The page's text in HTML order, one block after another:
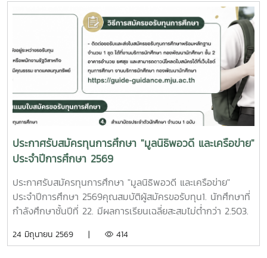
เดิม6. เป็นบุตรหรืออยู่ในความอุปการะของลูกค้า (ผู้กู้) ธนาคาร
เพื่อการเกษตรและสหกรณ์การเกษตรทั่วประเทศหมายเหตุ
นักศึกษาต้องมีคุณสมบัติของผู้สมัครขอรับทุนการศึกษา ตามข้อ
1 (1 - 6) ทุกข้อจึงมีสิทธิ์สมัครขอรับทุนการศึกษาดังกล่าวได้วิธี
การสมัครขอรับทุนการศึกษา1. ให้นักศึกษารับแบบฟอร์มใบสมัคร
ทุนการศึกษา “ปันน้ำใจพี่ให้น้อง” ครั้งที่ 5 ที่หน่วยทุนการศึกษา
ชั้น 2 อาคารอำนวย ยศสุข ตั้งแต่วันที่ 3 - 21 สิงหาคม 2569
พร้อมส่งใบสมัครทุนการศึกษา และหลักฐานการสมัครที่หน่วยทุน
การศึกษา งานบริการนักศึกษา จำนวน 1 ชุด2. ให้นักศึกษากรอก
ใบสมัครทุนการศึกษาให้สมบูรณ์ และเป็นไปตามความเป็นจริง ถ้า
หากคณะกรรมการพิจารณาทุนการศึกษา ตรวจพบว่าข้อมูลไม่
เป็นความจริงจะถูกตัดสิทธิขอรับทุนการศึกษาดังกล่าวหลักฐาน
แนบใบสมัครขอรับทุนการศึกษา จำนวน 1 ชุด1. รูปถ่าย 1 นิ้ว
หรือ 2 นิ้ว (สามารถใช้ภาพสแกนได้) 2. สำเนาบัตรประจำ
ประชาชนของนักศึกษา บิดา มารดา หรือผู้อุปการะ 3. ใบแสดง
มหาวิทยาลัยแม่โจ้สำหรับนักศึกษาชั้นปีที่ 1 ใช้ของสถาบันการ
ปกครองชำนาญการ กรมการปกครอง ในการประชุมหารือ
แนวทางการพัฒนาการดำเนินการโครงการจัดส่งนักศึกษาชาว
ไทยภูเขาเข้าศึกษาต่อมหาวิทยาลัย ตามที่กรมการปกครอง ได้มี
ความร่วมมือกับมหาวิทยาลัยแม่โจ้ในการดำเนินโครงการจัดส่ง
นักศึกษาชาวไทยภูเขาเข้าศึกษาต่อมหาวิทยาลัย ปีการศึกษา
2569 เพื่อเป็นการขยายโอกาสให้ชาวไทยภูเขาได้เข้าถึงการศึกษา
ระดับอุดมศึกษาอันเป็นพื้นฐานของการพัฒนาและยกระดับ
คุณภาพชีวิตและนำความรู้ที่ได้รับกลับไปสร้างสรรค์ประโยชน์และ
ความเจริญแก่ท้องถิ่น ณ ห้องประชุมองค์กรนักศึกษา ชั้น 2
อาคารอำนวย ยศสุข
ประกาศรับสมัครทุนการศึกษา "มูลนิธิพอวดี และเครือข่าย"
ประจำปีการศึกษา 2569
ประกาศรับสมัครทุนการศึกษา "มูลนิธิพอวดี และเครือข่าย"
ประจำปีการศึกษา 2569คุณสมบัติผู้สมัครขอรับทุน1. นักศึกษาที่
กำลังศึกษาชั้นปีที่ 22. มีผลการเรียนเฉลี่ยสะสมไม่ต่ำกว่า 2.503.
รับทุน4. ไม่เป็นนักศึกษาที่เป็นข้าราชการ พนักงานของรัฐ หรือ
24 มิถุนายน 2569 | 414